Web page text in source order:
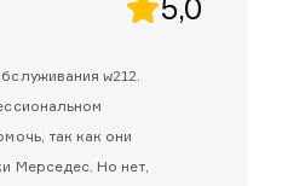
5,0
w212.
так как они
Мерседес. Но нет,